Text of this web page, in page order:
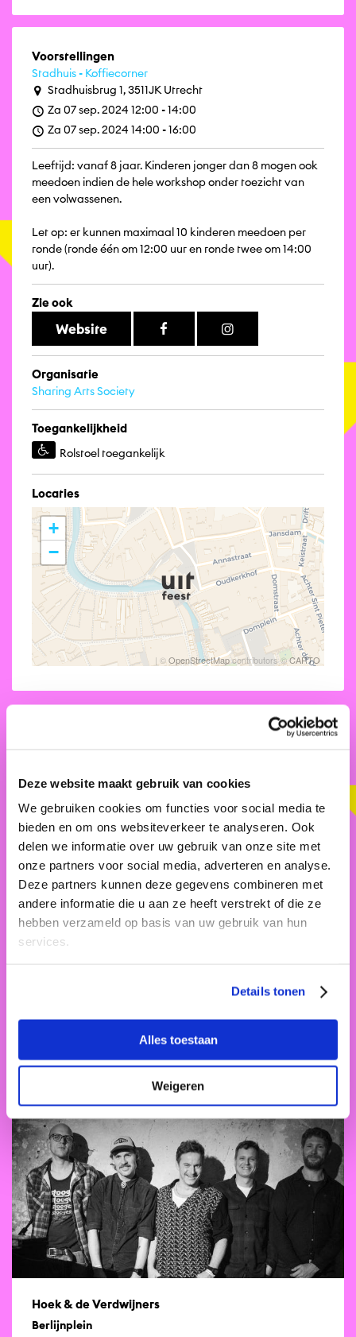
Deze website maakt gebruik van cookies
We gebruiken cookies om functies voor social media te
bieden en om ons websiteverkeer te analyseren. Ook
delen we informatie over uw gebruik van onze site met
onze partners voor social media, adverteren en analyse.
Deze partners kunnen deze gegevens combineren met
andere informatie die u aan ze heeft verstrekt of die ze
hebben verzameld op basis van uw gebruik van hun
services.
Details tonen
Alles toestaan
Weigeren
Voorstellingen
Stadhuis - Koffiecorner
Stadhuisbrug 1, 3511JK Utrecht
Za 07 sep. 2024 12:00 - 14:00
Za 07 sep. 2024 14:00 - 16:00
Leeftijd: vanaf 8 jaar. Kinderen jonger dan 8 mogen ook
meedoen indien de hele workshop onder toezicht van
een volwassenen.
Let op: er kunnen maximaal 10 kinderen meedoen per
ronde (ronde één om 12:00 uur en ronde twee om 14:00
uur).
Zie ook
Website
Organisatie
Sharing Arts Society
Toegankelijkheid
Rolstoel toegankelijk
Locaties
+
−
| ©OpenStreetMapcontributors ©CARTO
Hoek & de Verdwijners
Berlijnplein